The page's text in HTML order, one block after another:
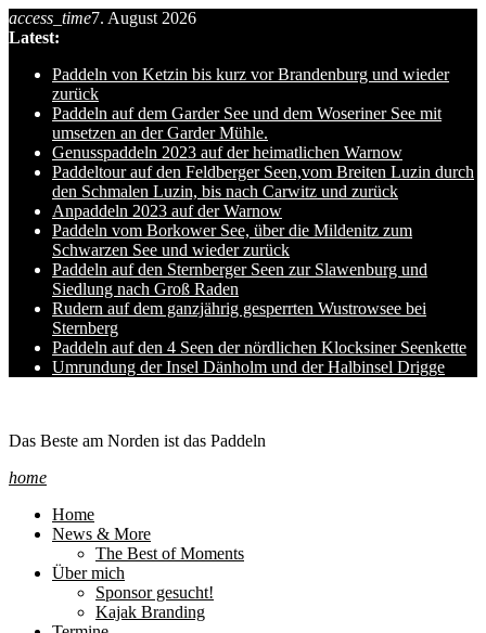
Skip
to
content
access_time7. August 2026
Latest:
Paddeln von Ketzin bis kurz vor Brandenburg und wieder
zurück
Paddeln auf dem Garder See und dem Woseriner See mit
umsetzen an der Garder Mühle.
Genusspaddeln 2023 auf der heimatlichen Warnow
Paddeltour auf den Feldberger Seen,vom Breiten Luzin durch
den Schmalen Luzin, bis nach Carwitz und zurück
Anpaddeln 2023 auf der Warnow
Paddeln vom Borkower See, über die Mildenitz zum
Schwarzen See und wieder zurück
Paddeln auf den Sternberger Seen zur Slawenburg und
Siedlung nach Groß Raden
Rudern auf dem ganzjährig gesperrten Wustrowsee bei
Sternberg
Paddeln auf den 4 Seen der nördlichen Klocksiner Seenkette
Umrundung der Insel Dänholm und der Halbinsel Drigge
Das Beste am Norden ist das Paddeln
home
Home
News & More
The Best of Moments
Über mich
Sponsor gesucht!
Kajak Branding